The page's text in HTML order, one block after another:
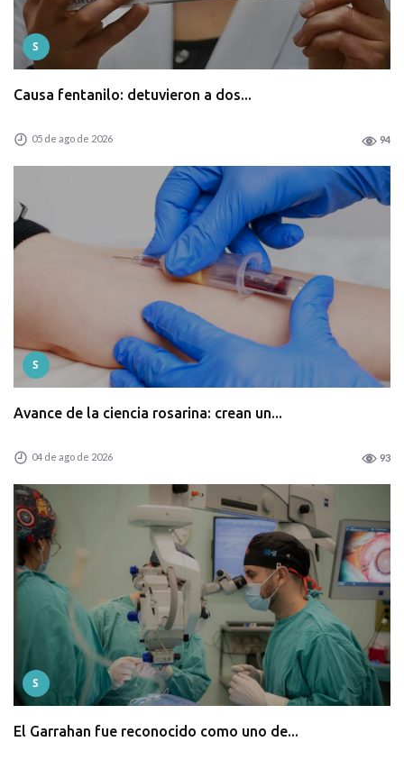
S
Causa fentanilo: detuvieron a dos...
05 de ago de 2026 94
S
Avance de la ciencia rosarina: crean un...
04 de ago de 2026 93
S
El Garrahan fue reconocido como uno de...